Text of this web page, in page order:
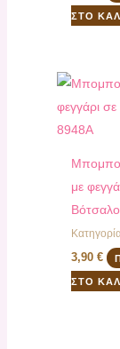
ΣΤΟ
με
3,90€
ΣΤΟ